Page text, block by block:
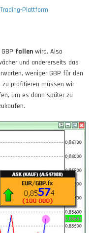
Plattform
fallen wird. Also
und andererseits das
weniger GBP für den
zu profitieren müssen wir
um es dann später zu